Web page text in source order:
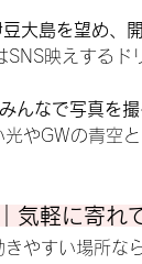
大島を望め、
SNS映えするド
みんなで写真を
やGWの青空
気軽に寄れ
やすい場所なら